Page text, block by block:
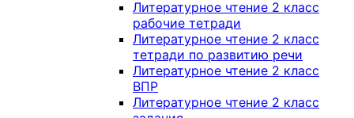
Литературное чтение 2 класс
рабочие тетради
Литературное чтение 2 класс
тетради по развитию речи
Литературное чтение 2 класс
ВПР
Литературное чтение 2 класс